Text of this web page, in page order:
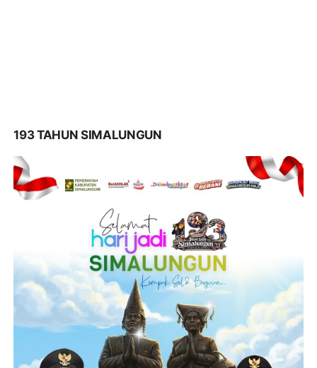
193 TAHUN SIMALUNGUN